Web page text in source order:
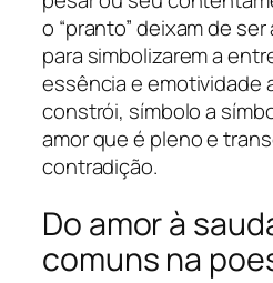
o “pranto” deixam de
para simbolizarem a
essência e emotividade
constrói, símbolo a
amor que é pleno e
contradição.
Do amor à
comuns na